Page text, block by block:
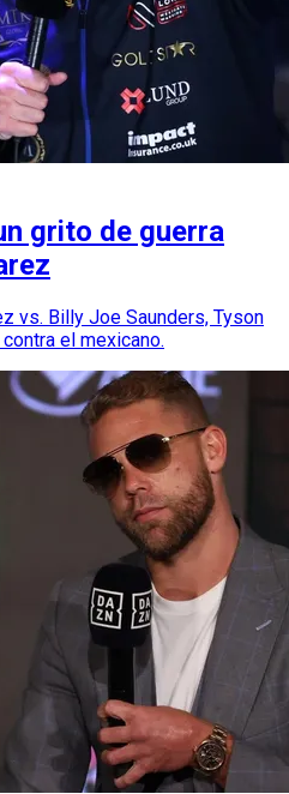
grito de guerra
vs. Billy Joe Saunders, Tyson
el mexicano.